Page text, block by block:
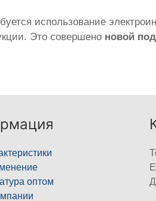
использование
Это совершено новой
оптом